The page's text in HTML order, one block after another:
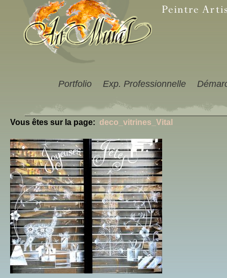
Portfolio Exp. Professionnelle
Vous êtes sur la page: deco_vitrines_Vital